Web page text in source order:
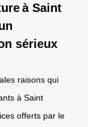
à Saint
sérieux
raisons qui
à Saint
offerts par le